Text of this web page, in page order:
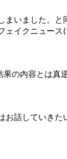
いました。
イクニュー
の内容とは真
話していきた